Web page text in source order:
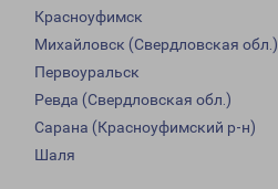
Красноуфимск
Михайловск (Свердловская обл.)
Первоуральск
Ревда (Свердловская обл.)
Сарана (Красноуфимский р-н)
Шаля